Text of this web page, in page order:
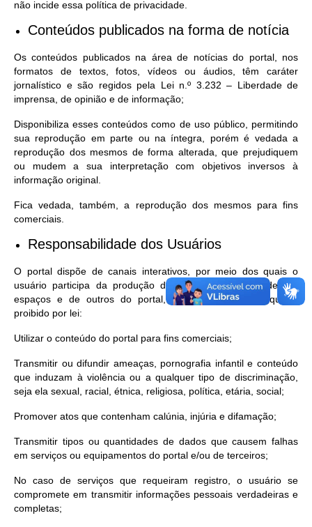
não incide essa política de privacidade.
Conteúdos publicados na forma de notícia
Os conteúdos publicados na área de notícias do portal, nos
formatos de textos, fotos, vídeos ou áudios, têm caráter
jornalístico e são regidos pela Lei n.º 3.232 – Liberdade de
imprensa, de opinião e de informação;
Disponibiliza esses conteúdos como de uso público, permitindo
sua reprodução em parte ou na íntegra, porém é vedada a
reprodução dos mesmos de forma alterada, que prejudiquem
ou mudem a sua interpretação com objetivos inversos à
informação original.
Fica vedada, também, a reprodução dos mesmos para fins
comerciais.
Responsabilidade dos Usuários
O portal dispõe de canais interativos, por meio dos quais o
usuário participa da produção de conteúdo. No uso desses
espaços e de outros do portal, o usuário concorda que é
proibido por lei:
Utilizar o conteúdo do portal para fins comerciais;
Transmitir ou difundir ameaças, pornografia infantil e conteúdo
que induzam à violência ou a qualquer tipo de discriminação,
seja ela sexual, racial, étnica, religiosa, política, etária, social;
Promover atos que contenham calúnia, injúria e difamação;
Transmitir tipos ou quantidades de dados que causem falhas
em serviços ou equipamentos do portal e/ou de terceiros;
No caso de serviços que requeiram registro, o usuário se
compromete em transmitir informações pessoais verdadeiras e
completas;